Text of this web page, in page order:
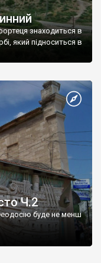
знаходиться в
який підноситься в
Ч.2
буде не менш